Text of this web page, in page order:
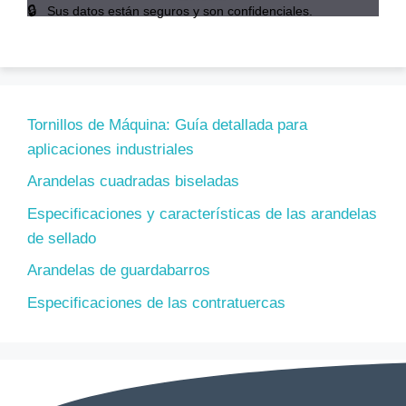
Sus datos están seguros y son confidenciales.
Tornillos de Máquina: Guía detallada para
aplicaciones industriales
Arandelas cuadradas biseladas
Especificaciones y características de las arandelas
de sellado
Arandelas de guardabarros
Especificaciones de las contratuercas